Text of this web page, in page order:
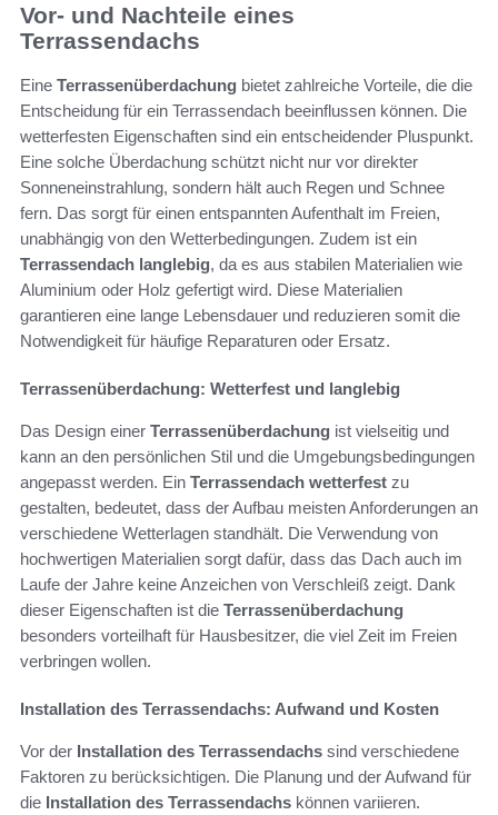
Vor- und Nachteile eines
Terrassendachs
Eine Terrassenüberdachung bietet zahlreiche Vorteile, die die
Entscheidung für ein Terrassendach beeinflussen können. Die
wetterfesten Eigenschaften sind ein entscheidender Pluspunkt.
Eine solche Überdachung schützt nicht nur vor direkter
Sonneneinstrahlung, sondern hält auch Regen und Schnee
fern. Das sorgt für einen entspannten Aufenthalt im Freien,
unabhängig von den Wetterbedingungen. Zudem ist ein
Terrassendach langlebig, da es aus stabilen Materialien wie
Aluminium oder Holz gefertigt wird. Diese Materialien
garantieren eine lange Lebensdauer und reduzieren somit die
Notwendigkeit für häufige Reparaturen oder Ersatz.
Terrassenüberdachung: Wetterfest und langlebig
Das Design einer Terrassenüberdachung ist vielseitig und
kann an den persönlichen Stil und die Umgebungsbedingungen
angepasst werden. Ein Terrassendach wetterfest zu
gestalten, bedeutet, dass der Aufbau meisten Anforderungen an
verschiedene Wetterlagen standhält. Die Verwendung von
hochwertigen Materialien sorgt dafür, dass das Dach auch im
Laufe der Jahre keine Anzeichen von Verschleiß zeigt. Dank
dieser Eigenschaften ist die Terrassenüberdachung
besonders vorteilhaft für Hausbesitzer, die viel Zeit im Freien
verbringen wollen.
Installation des Terrassendachs: Aufwand und Kosten
Vor der Installation des Terrassendachs sind verschiedene
Faktoren zu berücksichtigen. Die Planung und der Aufwand für
die Installation des Terrassendachs können variieren.